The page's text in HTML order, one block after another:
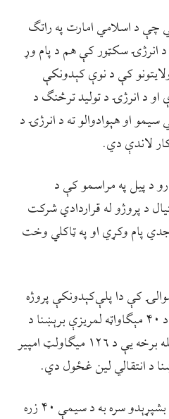
چې د اسلامي امارت په راتګ
انرژۍ سکټور کې هم د پام وړ
کې د نوې کېدونکې
د انرژۍ د تولید ترڅنګ د
او هېوادوالو ته د انرژۍ د
لاندې دي.
د پیل په مراسمو کې د
د پروژو له قراردادي شرکت
پام وکړي او په ټاکلي وخت
کې دا پلې‌کېدونکې پروژه
دوې برخې لري چې یوه پکې د ۴۰ مېګاواټه لمریزې برېښنا د
تولید دستګاه جوړول دي او بله برخه یې د ۱۲۶ میګاولټ امپیر
د انتقالي لین غځول دي.
د ویلو ده چې د دې پروژې په بشپړېدو سره به د سیمې ۴۰ زره